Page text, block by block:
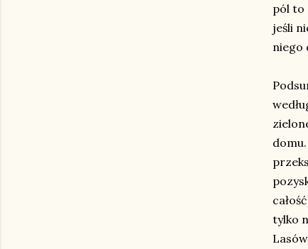
pól to
jeśli
niego
tylko